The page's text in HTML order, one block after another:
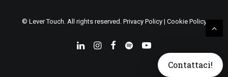
© Lever Touch. All rights reserved. Privacy Policy| Cookie Policy
Contattaci!